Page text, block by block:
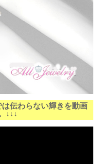
伝わらない輝きを動画
↓↓↓